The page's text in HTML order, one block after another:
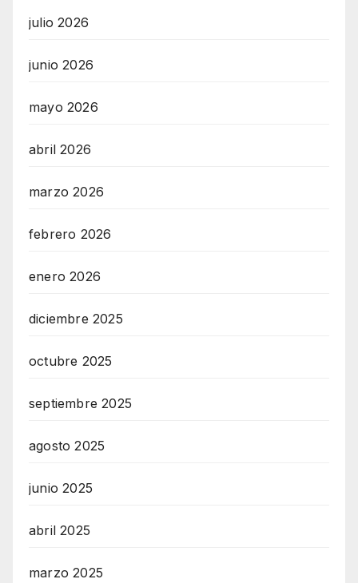
julio 2026
junio 2026
mayo 2026
abril 2026
marzo 2026
febrero 2026
enero 2026
diciembre 2025
octubre 2025
septiembre 2025
agosto 2025
junio 2025
abril 2025
marzo 2025